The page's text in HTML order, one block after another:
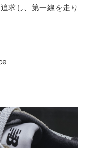
求し、第一線を走り